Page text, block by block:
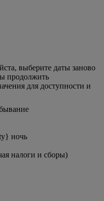
выберите даты заново
продолжить
для доступности и
ночь
налоги и сборы)